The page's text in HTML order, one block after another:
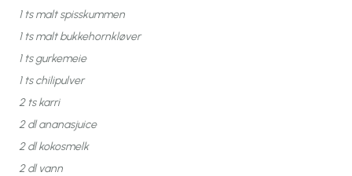
1 ts malt spisskummen
1 ts malt bukkehornkløver
1 ts gurkemeie
1 ts chilipulver
2 ts karri
2 dl ananasjuice
2 dl kokosmelk
2 dl vann